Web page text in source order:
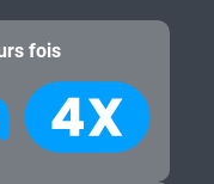
fois